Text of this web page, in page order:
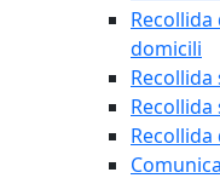
domicili